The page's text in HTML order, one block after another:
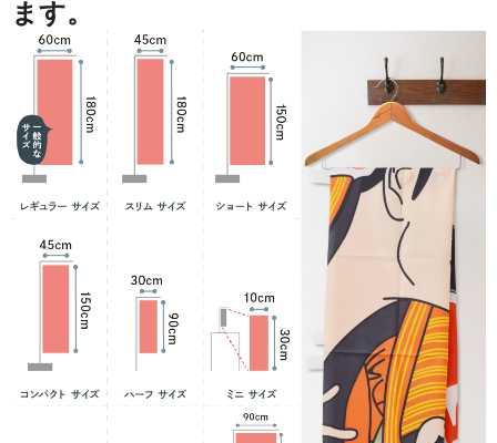
ます。